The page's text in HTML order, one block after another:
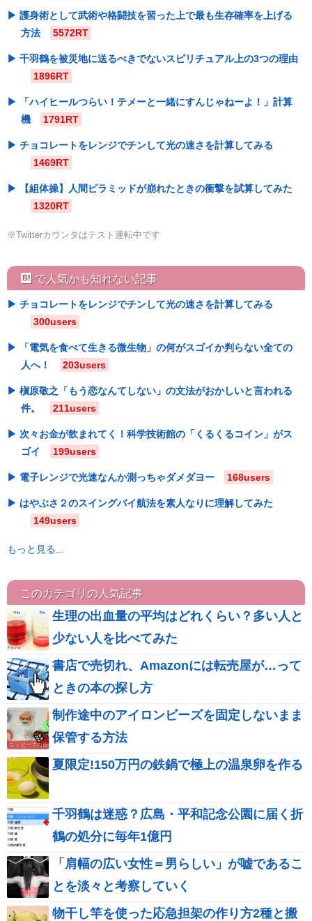
護身術として武術や格闘技を習った上で最も生存確率を上げる
方法
5572RT
千羽鶴を被災地に送るべきでないスピリチュアル上の3つの理由
1896RT
「ハイヒールつらい！テメーと一緒にすんじゃねーよ！」計算
機
1791RT
チョコレートをレンジでチンして光の速さを計算してみる
1469RT
【組体操】人間ピラミッドが崩れたときの衝撃を試算してみた
1320RT
※Twitterカウンタはテスト運転中です
hatebu で人気かも知れない記事
チョコレートをレンジでチンして光の速さを計算してみる
300users
「電気を食べて生きる微生物」の何がスゴイか判らない全ての
人へ！
203users
槇原敬之「もう恋なんてしない」の文法がおかしいと言われる
件。
211users
次々お金が飲まれてく！科学技術館の「くるくるコイン」がス
ゴイ
199users
電子レンジで光速なんか測っちゃダメダヨー 168users
はやぶさ２のスイングバイ航法を素人なりに理解してみた
149users
もっと見る...
このカテゴリの人気記事
生理の出血量の平均はどれくらい？多い人と
少ない人を比べてみた
書店で売切れ、Amazonには転売屋が…って
ときの本の探し方
制作途中のアイロンビーズを固定しないまま
保管する方法
夏限定!150万円の鉄鍋で極上の温泉卵を作る
千羽鶴は迷惑？広島・平和記念公園に届く折
鶴の処分に毎年1億円
「肩幅の広い女性＝男らしい」が嘘であるこ
とを淡々と考察していく
物干し竿を使った応急担架の作り方2種と搬